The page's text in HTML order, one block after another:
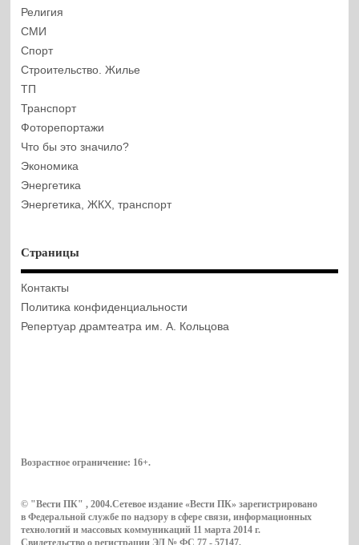
Религия
СМИ
Спорт
Строительство. Жилье
ТП
Транспорт
Фоторепортажи
Что бы это значило?
Экономика
Энергетика
Энергетика, ЖКХ, транспорт
Страницы
Контакты
Политика конфиденциальности
Репертуар драмтеатра им. А. Кольцова
Возрастное ограничение: 16+.
© "Вести ПК" , 2004.Сетевое издание «Вести ПК» зарегистрировано
в Федеральной службе по надзору в сфере связи, информационных
технологий и массовых коммуникаций 11 марта 2014 г.
Свидетельство о регистрации ЭЛ № ФС 77 - 57147.